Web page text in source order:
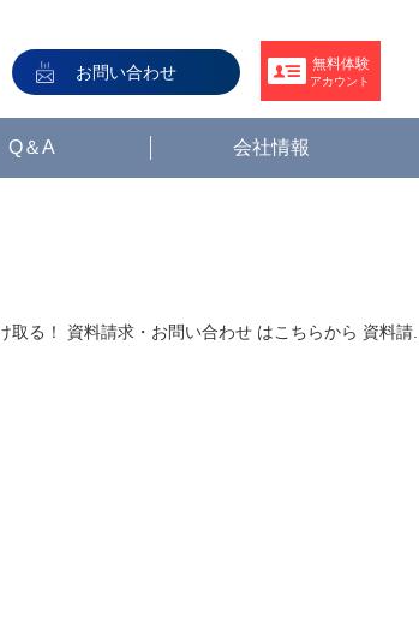
お問い合わせ 無料体験
アカウント
Q＆A 会社情報
る！ 資料請求・お問い合わせ はこちらから 資料請...